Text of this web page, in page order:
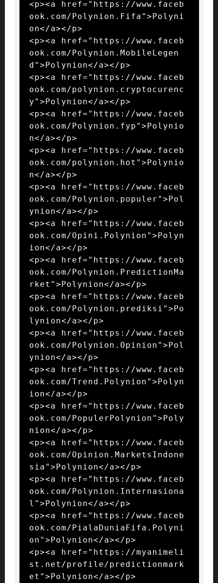
<p><a href="https://www.faceb
ook.com/Polynion.Fifa">Polyni
on</a></p>
<p><a href="https://www.faceb
ook.com/Polynion.MobileLegen
d">Polynion</a></p>
<p><a href="https://www.faceb
ook.com/polynion.cryptocurenc
y">Polynion</a></p>
<p><a href="https://www.faceb
ook.com/Polynion.fyp">Polynio
n</a></p>
<p><a href="https://www.faceb
ook.com/polynion.hot">Polynio
n</a></p>
<p><a href="https://www.faceb
ook.com/Polynion.populer">Pol
ynion</a></p>
<p><a href="https://www.faceb
ook.com/Opini.Polynion">Polyn
ion</a></p>
<p><a href="https://www.faceb
ook.com/Polynion.PredictionMa
rket">Polynion</a></p>
<p><a href="https://www.faceb
ook.com/Polynion.prediksi">Po
lynion</a></p>
<p><a href="https://www.faceb
ook.com/Polynion.Opinion">Pol
ynion</a></p>
<p><a href="https://www.faceb
ook.com/Trend.Polynion">Polyn
ion</a></p>
<p><a href="https://www.faceb
ook.com/PopulerPolynion">Poly
nion</a></p>
<p><a href="https://www.faceb
ook.com/Opinion.MarketsIndone
sia">Polynion</a></p>
<p><a href="https://www.faceb
ook.com/Polynion.Internasiona
l">Polynion</a></p>
<p><a href="https://www.faceb
ook.com/PialaDuniaFifa.Polyni
on">Polynion</a></p>
<p><a href="https://myanimeli
st.net/profile/predictionmark
et">Polynion</a></p>